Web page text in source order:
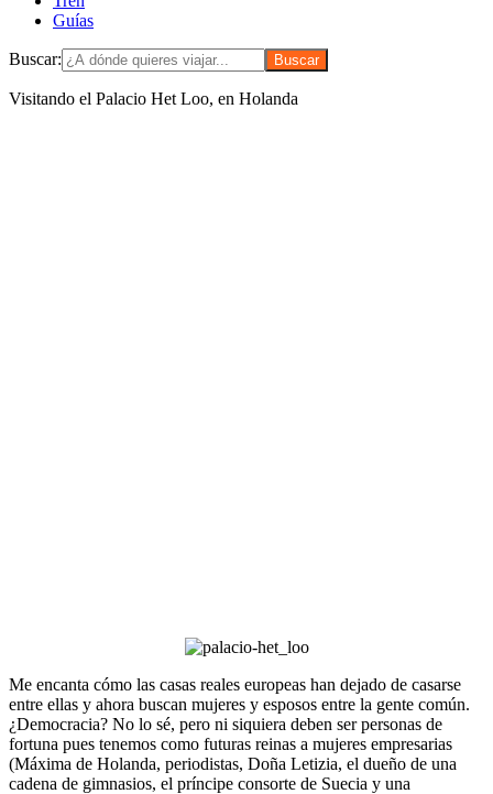
Guías
Buscar:
Visitando el Palacio Het Loo, en Holanda
Me encanta cómo las casas reales europeas han dejado de casarse
entre ellas y ahora buscan mujeres y esposos entre la gente común.
¿Democracia? No lo sé, pero ni siquiera deben ser personas de
fortuna pues tenemos como futuras reinas a mujeres empresarias
(Máxima de Holanda, periodistas, Doña Letizia, el dueño de una
cadena de gimnasios, el príncipe consorte de Suecia y una